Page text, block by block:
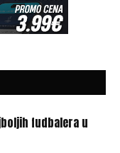
fudbalera u